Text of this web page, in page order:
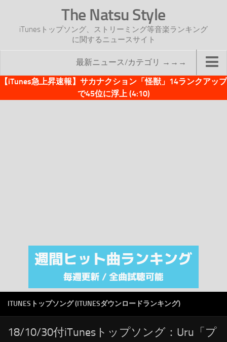
The Natsu Style
iTunesトップソング、ストリーミング等音楽ランキング
に関するニュースサイト
最新ニュース/カテゴリ →→→
TOP
注目カテゴリ
オリジナルiTunes週間トップソング
RSS
【iTunes急上昇速報】サカナクション「怪獣」14ランクアップ
で45位に浮上 (4:10)
ITUNESトップソング (ITUNESダウンロードランキング)
18/10/30付iTunesトップソング：Uru「プ